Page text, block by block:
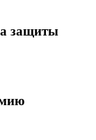
защиты